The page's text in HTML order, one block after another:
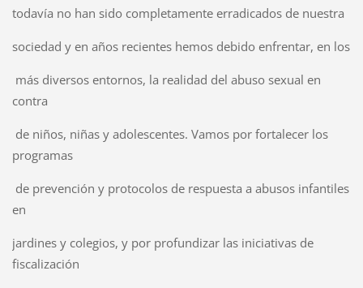
todavía no han sido completamente erradicados de nuestra
sociedad y en años recientes hemos debido enfrentar, en los
más diversos entornos, la realidad del abuso sexual en
contra
de niños, niñas y adolescentes. Vamos por fortalecer los
programas
de prevención y protocolos de respuesta a abusos infantiles
en
jardines y colegios, y por profundizar las iniciativas de
fiscalización